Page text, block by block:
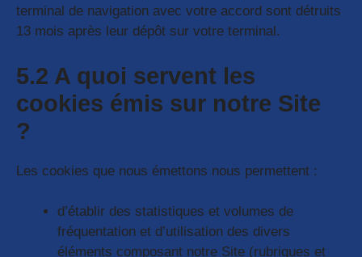
terminal de navigation avec votre accord sont détruits
13 mois après leur dépôt sur votre terminal.
5.2 A quoi servent les
cookies émis sur notre Site
?
Les cookies que nous émettons nous permettent :
d’établir des statistiques et volumes de
fréquentation et d’utilisation des divers
éléments composant notre Site (rubriques et